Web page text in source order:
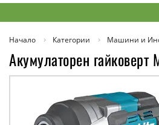
Начало Категории Машини и
Акумулаторен